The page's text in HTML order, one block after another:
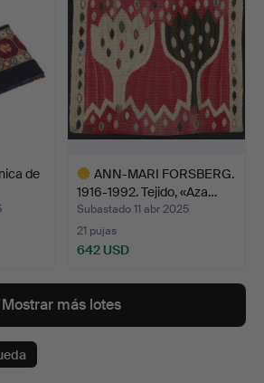
de
ANN-MARI FORSBERG.
1916-1992. Tejido, «Aza…
Subastado 11 abr 2025
21 pujas
642 USD
Mostrar más lotes